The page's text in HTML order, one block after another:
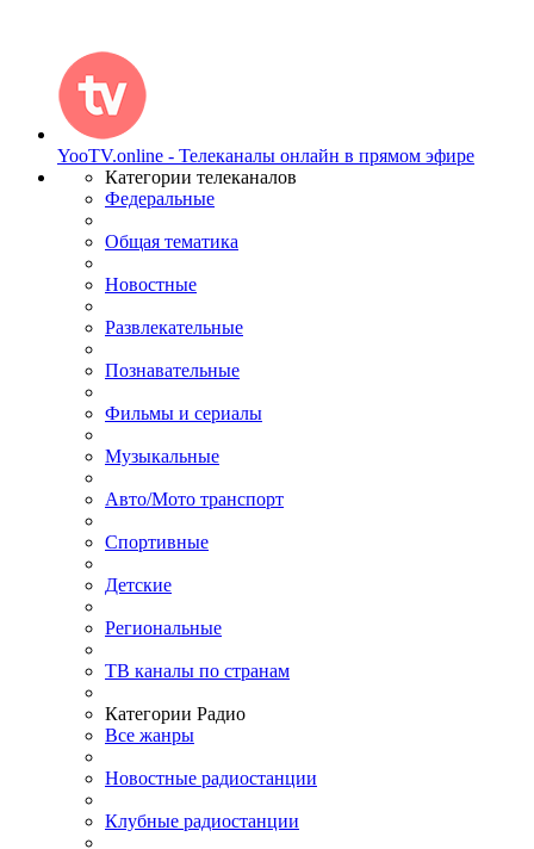
YooTV.online - Телеканалы онлайн в прямом эфире
Категории телеканалов
Федеральные
Общая тематика
Новостные
Развлекательные
Познавательные
Фильмы и сериалы
Музыкальные
Авто/Мото транспорт
Спортивные
Детские
Региональные
ТВ каналы по странам
Категории Радио
Все жанры
Новостные радиостанции
Клубные радиостанции